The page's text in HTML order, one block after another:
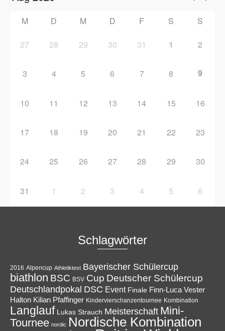
M D M D F S S
27 28 29 30 31 1 2
3 4 5 6 7 8 9
10 11 12 13 14 15 16
17 18 19 20 21 22 23
24 25 26 27 28 29 30
31 1 2 3 4 5 6
Schlagwörter
2016 Alpencup Athletiktest Bayerischer Schülercup
biathlon BSC BSV Cup Deutscher Schülercup
Deutschlandpokal DSC Event Finale Finn-Luca Vester
Halton Kilian Pfaffinger Kindervierschanzentournee Kombination
Langlauf Lukas Strauch Meisterschaft Mini-
Tournee nordic Nordische Kombination